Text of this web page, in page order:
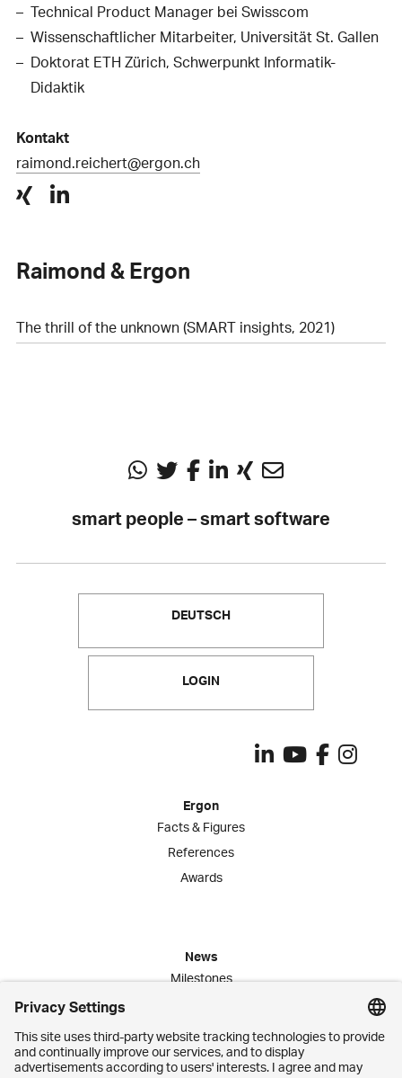
Technical Product Manager bei Swisscom
Wissenschaftlicher Mitarbeiter, Universität St. Gallen
Doktorat ETH Zürich, Schwerpunkt Informatik-
Didaktik
Kontakt
raimond.reichert@ergon.ch
Raimond & Ergon
The thrill of the unknown (SMART insights, 2021)
smart people – smart software
DEUTSCH
LOGIN
Ergon
Facts & Figures
References
Awards
News
Milestones